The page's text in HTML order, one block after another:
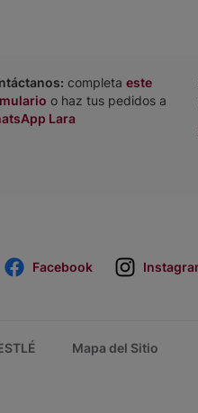
completa este
o haz tus pedidos a
Lara
Facebook
Mapa del Sitio